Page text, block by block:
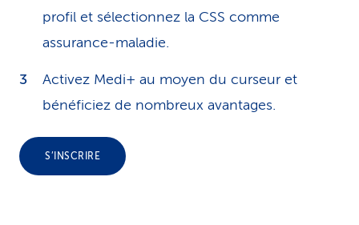
profil et sélectionnez la CSS comme
assurance-maladie.
Activez Medi+ au moyen du curseur et
bénéficiez de nombreux avantages.
S’INSCRIRE